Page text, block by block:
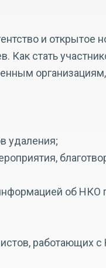
и открытое
Как стать
удаления;
об НКО
работающих с